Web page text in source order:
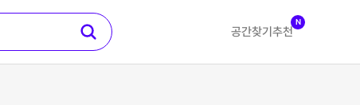
공간찾기 추천
N